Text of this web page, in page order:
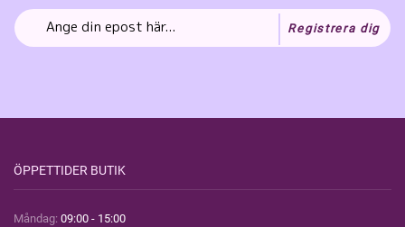
Registrera dig
ÖPPETTIDER BUTIK
Måndag: 09:00 - 15:00